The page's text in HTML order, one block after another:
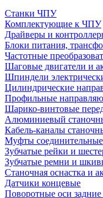
Станки ЧПУ
Комплектующие к ЧПУ
Драйверы и
Блоки питания,
Частотные
Шаговые двигатели и
Шпиндели
Цилиндрические
Профильные
Шарико-винтовые
Алюминиевый
Кабель-каналы
Муфты соединительные
Зубчатые рейки и
Зубчатые ремни и
Станочная оснастка и
Датчики концевые
Поворотные оси задние